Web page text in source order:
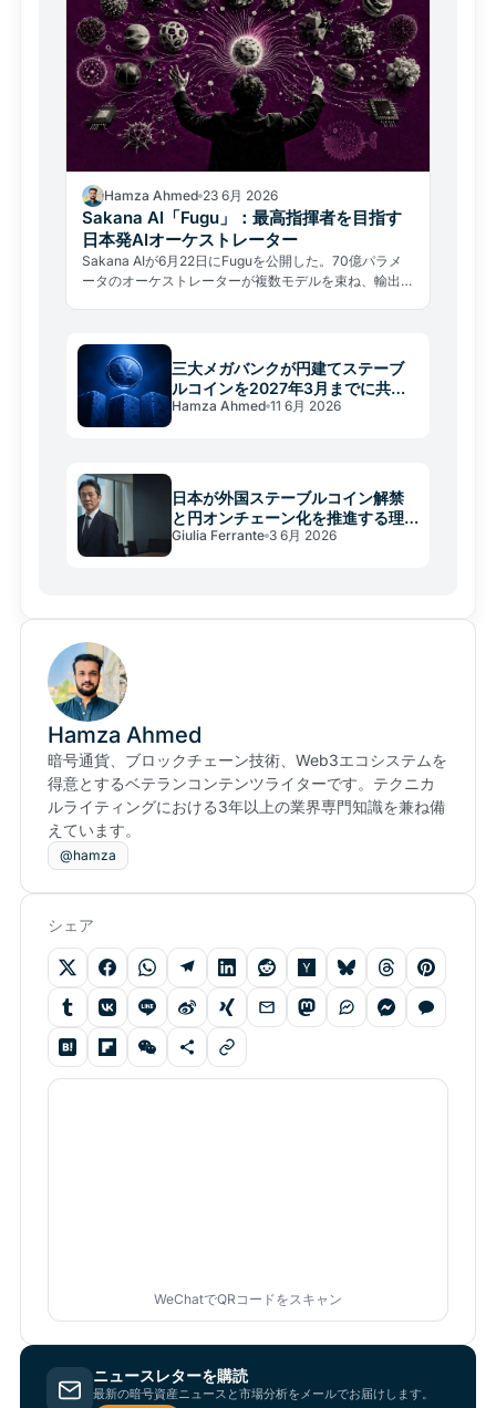
Hamza Ahmed 23 6月 2026
Sakana AI「Fugu」：最高指揮者を目指す
日本発AIオーケストレーター
Sakana AIが6月22日にFuguを公開した。70億パラメ
ータのオーケストレーターが複数モデルを束ね、輸出規
三大メガバンクが円建てステーブ
ルコインを2027年3月までに共同
発行へ
Hamza Ahmed 11 6月 2026
日本が外国ステーブルコイン解禁
と円オンチェーン化を推進する理
由
Giulia Ferrante 3 6月 2026
Hamza Ahmed
暗号通貨、ブロックチェーン技術、Web3エコシステムを
得意とするベテランコンテンツライターです。テクニカ
ルライティングにおける3年以上の業界専門知識を兼ね備
えています。
@hamza
シェア
WeChatでQRコードをスキャン
ニュースレターを購読
最新の暗号資産ニュースと市場分析をメールでお届けします。